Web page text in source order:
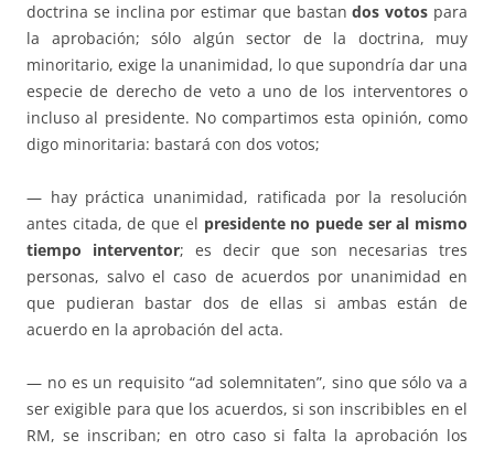
doctrina se inclina por estimar que bastandos votos para
la aprobación; sólo algún sector de la doctrina, muy
minoritario, exige la unanimidad, lo que supondría dar una
especie de derecho de veto a uno de los interventores o
incluso al presidente. No compartimos esta opinión, como
digo minoritaria: bastará con dos votos;
— hay práctica unanimidad, ratificada por la resolución
antes citada, de que el presidente no puede ser al mismo
tiempo interventor; es decir que son necesarias tres
personas, salvo el caso de acuerdos por unanimidad en
que pudieran bastar dos de ellas si ambas están de
acuerdo en la aprobación del acta.
— no es un requisito “ad solemnitaten”, sino que sólo va a
ser exigible para que los acuerdos, si son inscribibles en el
RM, se inscriban; en otro caso si falta la aprobación los